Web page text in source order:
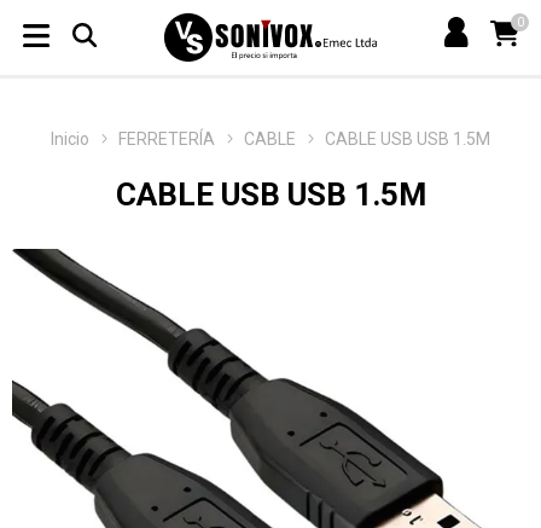
0
Inicio FERRETERÍA CABLE CABLE USB USB 1.5M
CABLE USB USB 1.5M